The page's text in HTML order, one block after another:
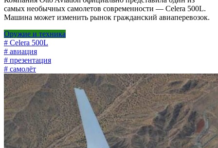
самых необычных самолетов современности — Celera 500L.
Машина может изменить рынок гражданский авиаперевозок.
Оружие и техника
# Celera 500L
# авиация
# презентация
# самолёт